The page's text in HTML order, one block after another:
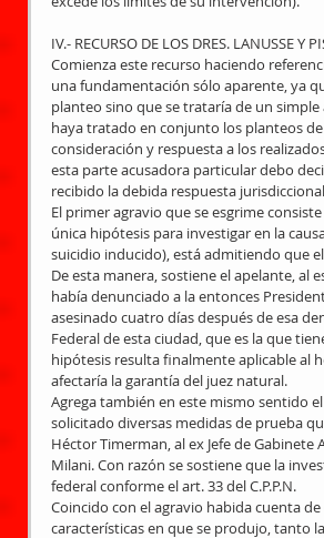
IV.- RECURSO DE LOS DRES. LANUSSE Y
Comienza este recurso haciendo
una fundamentación sólo aparente, ya
planteo sino que se trataría de un
haya tratado en conjunto los planteos
consideración y respuesta a los
esta parte acusadora particular debo
recibido la debida respuesta
El primer agravio que se esgrime
única hipótesis para investigar en la
suicidio inducido), está admitiendo que
De esta manera, sostiene el apelante, al
había denunciado a la entonces
asesinado cuatro días después de esa
Federal de esta ciudad, que es la que
hipótesis resulta finalmente aplicable al
afectaría la garantía del juez natural.
Agrega también en este mismo sentido
solicitado diversas medidas de prueba
Héctor Timerman, al ex Jefe de Gabinete
Milani. Con razón se sostiene que la
federal conforme el art. 33 del C.P.P.N.
Coincido con el agravio habida cuenta
características en que se produjo, tanto